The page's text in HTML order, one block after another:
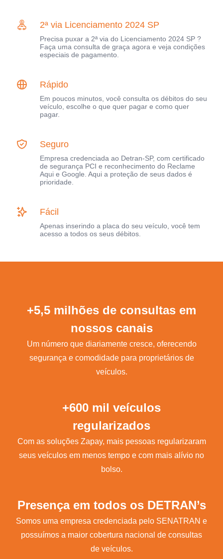
2ª via Licenciamento 2024 SP
Precisa puxar a 2ª via do Licenciamento 2024 SP ?
Faça uma consulta de graça agora e veja condições
especiais de pagamento.
Rápido
Em poucos minutos, você consulta os débitos do seu
veículo, escolhe o que quer pagar e como quer
pagar.
Seguro
Empresa credenciada ao Detran-SP, com certificado
de segurança PCI e reconhecimento do Reclame
Aqui e Google. Aqui a proteção de seus dados é
prioridade.
Fácil
Apenas inserindo a placa do seu veículo, você tem
acesso a todos os seus débitos.
+5,5 milhões de consultas em
nossos canais
Um número que diariamente cresce, oferecendo
segurança e comodidade para proprietários de
veículos.
+600 mil veículos
regularizados
Com as soluções Zapay, mais pessoas regularizaram
seus veículos em menos tempo e com mais alívio no
bolso.
Presença em todos os DETRAN’s
Somos uma empresa credenciada pelo SENATRAN e
possuímos a maior cobertura nacional de consultas
de veículos.